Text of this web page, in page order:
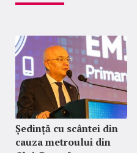
Ședință cu scântei din
cauza metroului din